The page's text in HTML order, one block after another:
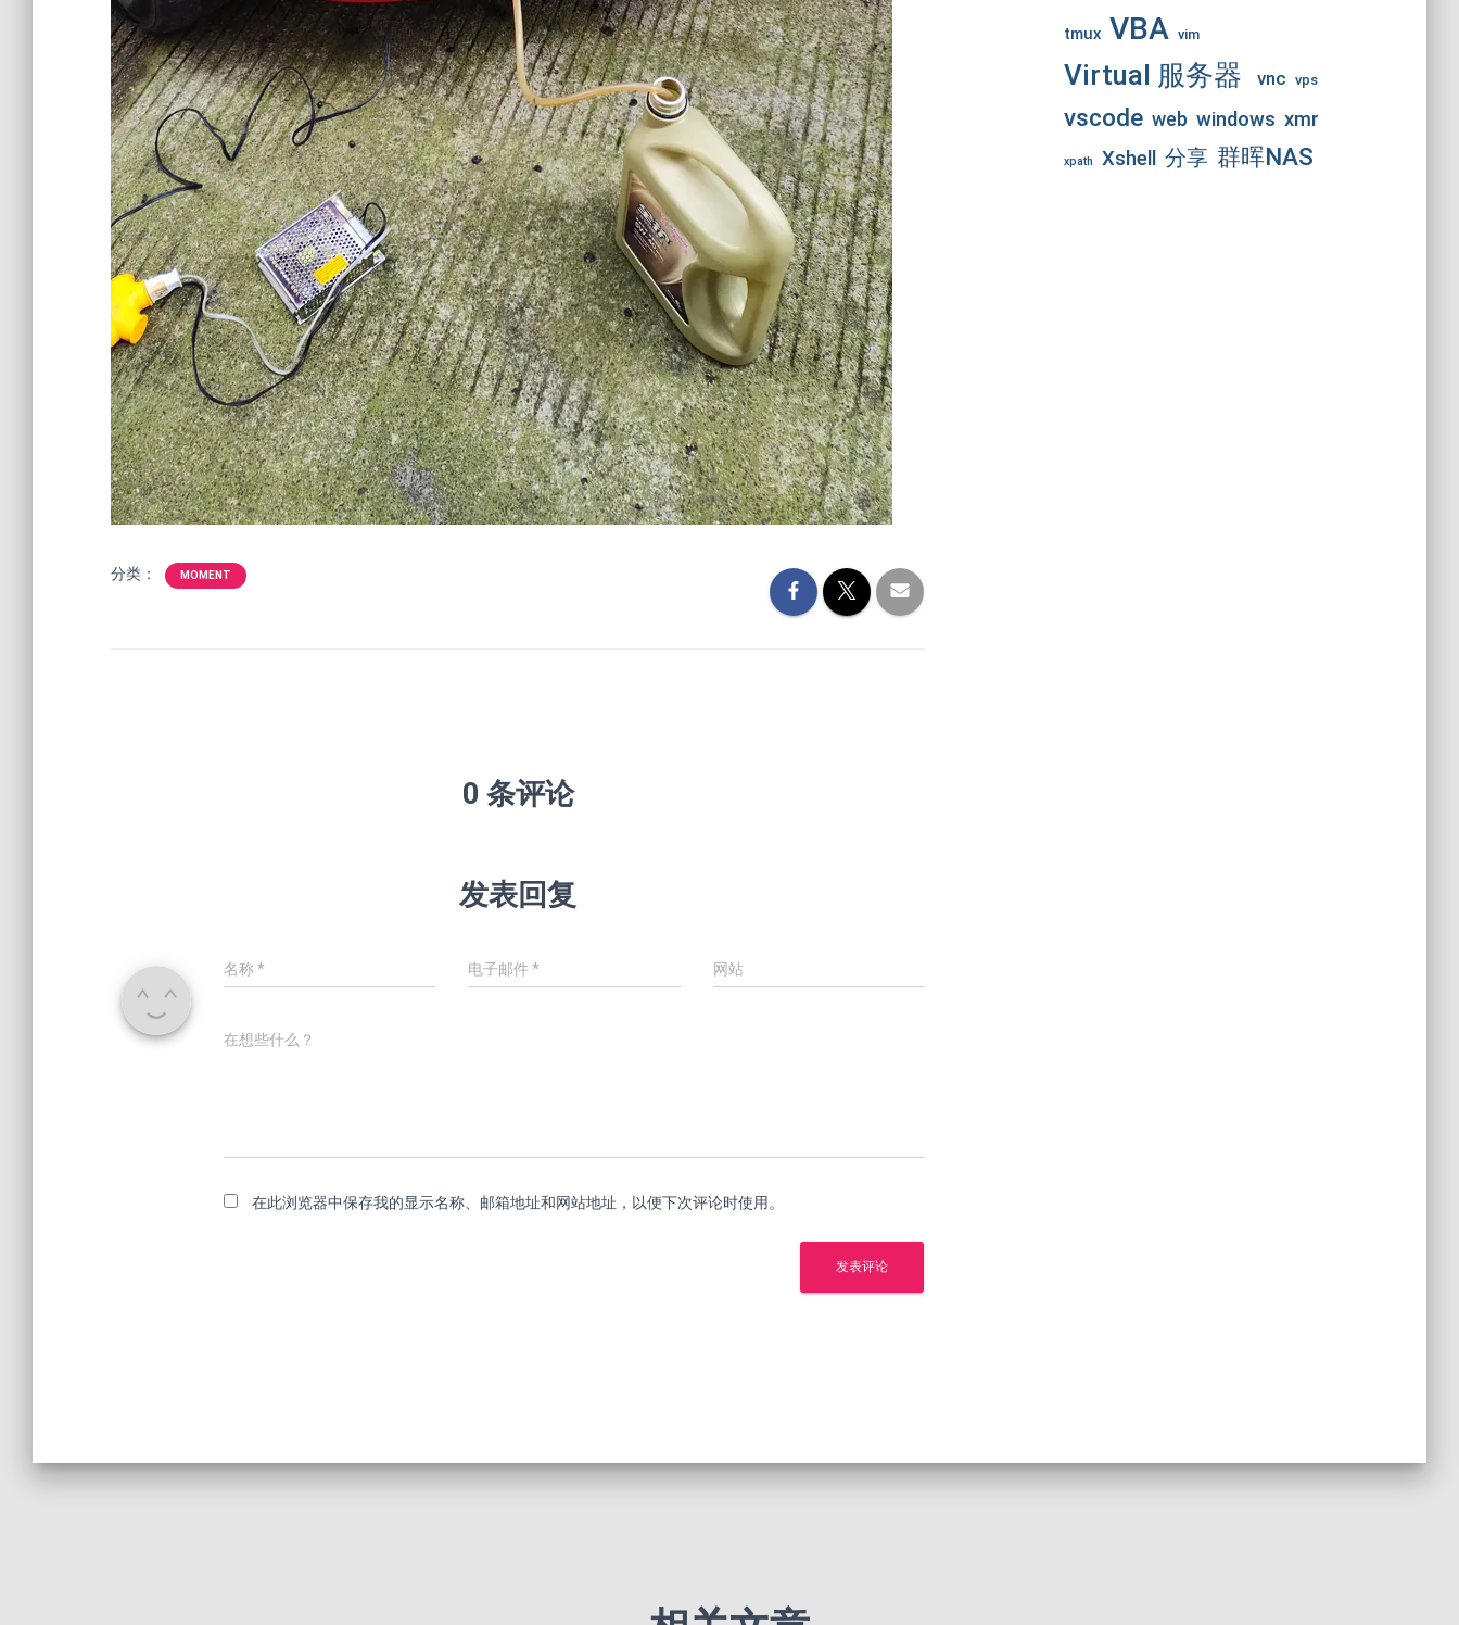
分类： MOMENT
0 条评论
发表回复
名称* 电子邮件* 网站
在想些什么？
在此浏览器中保存我的显示名称、邮箱地址和网站地址，以便下次评论时使用。
tmux VBA vim
Virtual 服务器 vnc vps
vscode web windows xmr
xpath Xshell 分享 群晖NAS